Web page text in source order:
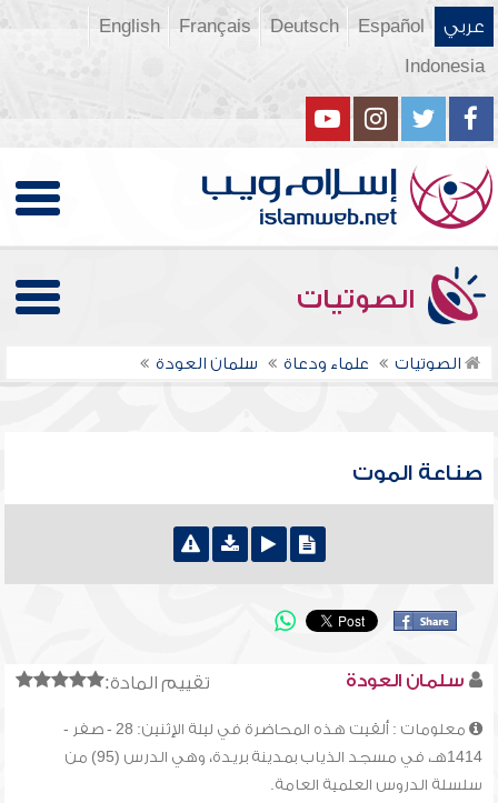
عربي Español
Deutsch
Français
English
Indonesia
الصوتيات
الصوتيات علماء ودعاة سلمان العودة
صناعة الموت
تقييم المادة: سلمان العودة
معلومات : ألقيت هذه المحاضرة في ليلة الإثنين: 28 - صفر -
1414هـ، في مسجد الذياب بمدينة بريدة، وهي الدرس (95) من
سلسلة الدروس العلمية العامة.